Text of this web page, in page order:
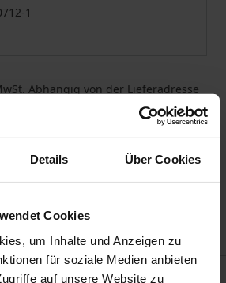
Details Über Cookies
Cookies
um Inhalte und Anzeigen zu
für soziale Medien anbieten
auf unsere Website zu
1
Abhängig von der Lieferadresse
Kasse variieren.
hinzufügen